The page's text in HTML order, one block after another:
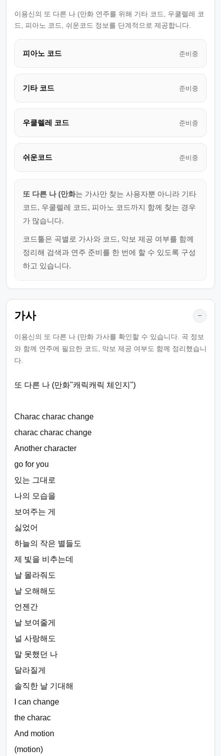
이용신의 또 다른 나 (만화 연주를 위해 기타 코드, 우쿨렐레 코
드, 피아노 코드, 쉬운코드 정보를 단계적으로 제공합니다.
피아노 코드 준비중
기타 코드 준비중
우쿨렐레 코드 준비중
쉬운코드 준비중
또 다른 나 (만화는 가사만 찾는 사용자뿐 아니라 기타
코드, 우쿨렐레 코드, 피아노 코드까지 함께 찾는 경우
가 많습니다.
코드툴은 곡별로 가사와 코드, 악보 제공 여부를 함께
정리해 검색과 연주 준비를 한 번에 할 수 있도록 구성
하고 있습니다.
가사 −
이용신의 또 다른 나 (만화 가사를 확인할 수 있습니다. 곡 정보
와 함께 연주에 필요한 코드, 악보 제공 여부도 함께 정리했습니
다.
또 다른 나 (만화"캐릭캐릭 체인지")
Charac charac change
charac charac change
Another character
go for you
있는 그대로
나의 모습을
보여주는 게
싫었어
하늘의 작은 별들도
제 빛을 비추는데
날 몰라줘도
날 오해해도
언젠간
날 보여줄게
널 사랑해도
말 못했던 나
달라질게
솔직한 날 기대해
I can change
the charac
And motion
(motion)